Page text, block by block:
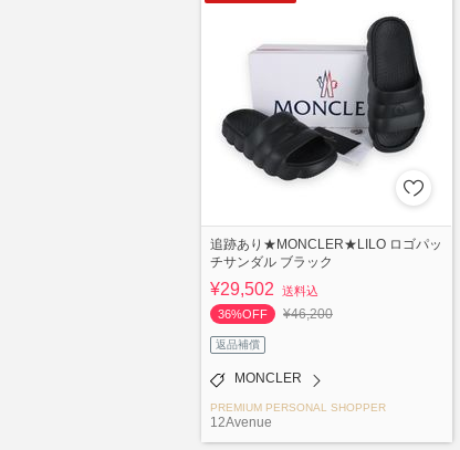
追跡あり★MONCLER★LILO ロゴパッ
チサンダル ブラック
¥29,502
送料込
36%OFF
¥46,200
返品補償
MONCLER
PREMIUM PERSONAL SHOPPER
12Avenue